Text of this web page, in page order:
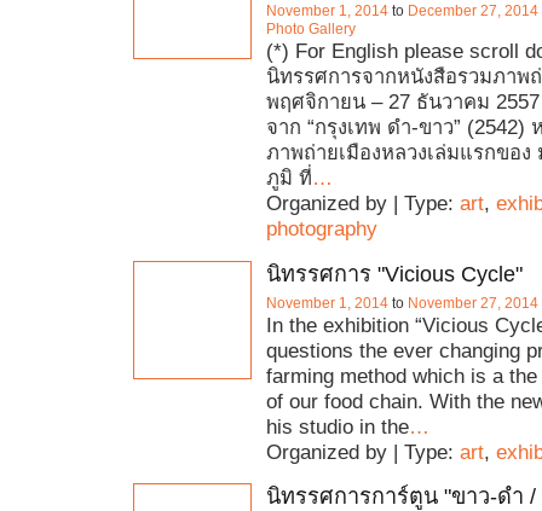
November 1, 2014 to December 27, 2014
Photo Gallery
(*) For English please scroll
นิทรรศการจากหนังสือรวมภาพ
พฤศจิกายน – 27 ธันวาคม
จาก “กรุงเทพ ดํา-ขาว” (2542)
ภาพถ่ายเมืองหลวงเล่มแรกขอ
ภูมิ ที่…
Organized by | Type: art,
photography
นิทรรศการ "Vicious Cycle"
November 1, 2014 to November 27, 2014
In the exhibition “Vicious
questions the ever changing
farming method which is a
of our food chain. With the
his studio in the…
Organized by | Type: art,
นิทรรศการการ์ตูน "ขาว-ดำ /